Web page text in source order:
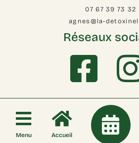
Menu Accueil
07 67 39 73 32
agnes@la-
Réseaux
2025 © Tous droits
Fait avec❤par